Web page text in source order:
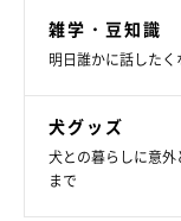
雑学・豆知識
明日誰かに話した
犬グッズ
犬との暮らしに意
まで